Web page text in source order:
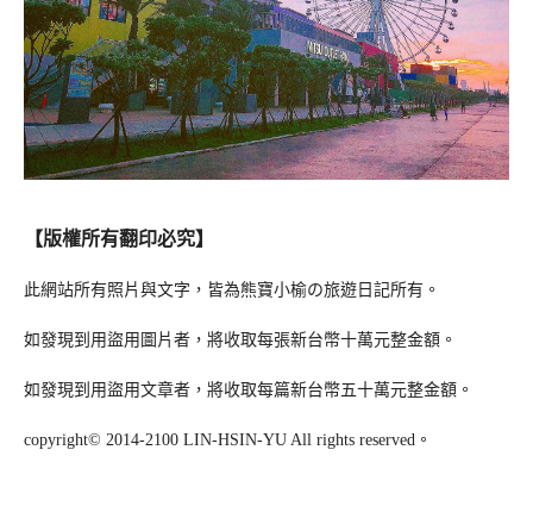
【版權所有翻印必究】
此網站所有照片與文字，皆為熊寶小榆の旅遊日記所有。
如發現到用盜用圖片者，將收取每張新台幣十萬元整金額。
如發現到用盜用文章者，將收取每篇新台幣五十萬元整金額。
copyright© 2014-2100 LIN-HSIN-YU All rights reserved。